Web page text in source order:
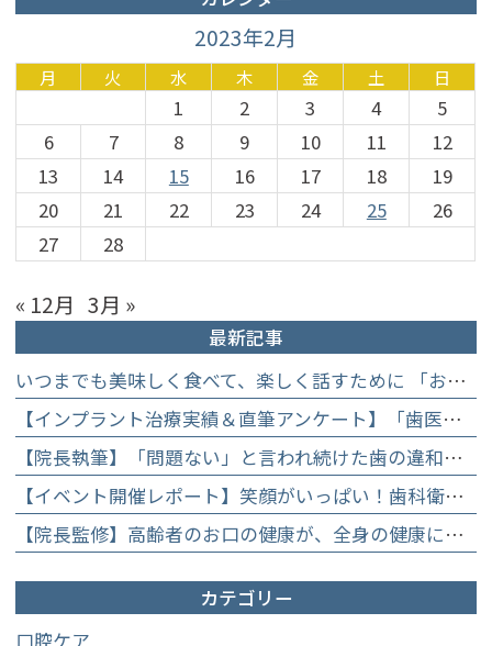
2023年2月
月 火 水 木 金 土 日
1 2 3 4
5
6
7 8 9 10 11
12
13
14 15 16 17 18
19
20
21 22 23 24 25
26
27
28
« 12月 3月 »
最新記事
いつまでも美味しく食べて、楽しく話すために 「お口からはじめる健康長寿教室」を開催します
【インプラント治療実績＆直筆アンケート】「歯医者が怖かった」トラウマを乗り越えて。70歳・介護士女性が手に入れた「晴れ晴れとした笑顔」と人生を支える噛み合わせ】
【院長執筆】「問題ない」と言われ続けた歯の違和感……60代女性が「80歳で20本の自前の歯」を守るために選んだ精密総合治療の全貌
【イベント開催レポート】笑顔がいっぱい！歯科衛生士×管理栄養士がお届けする「親子で楽しむむし歯になりにくいお菓子作り体験」】
【院長監修】高齢者のお口の健康が、全身の健康につながる理由。生涯おいしく食べるための「口内環境検査」とオーダーメイド予防】
カテゴリー
口腔ケア